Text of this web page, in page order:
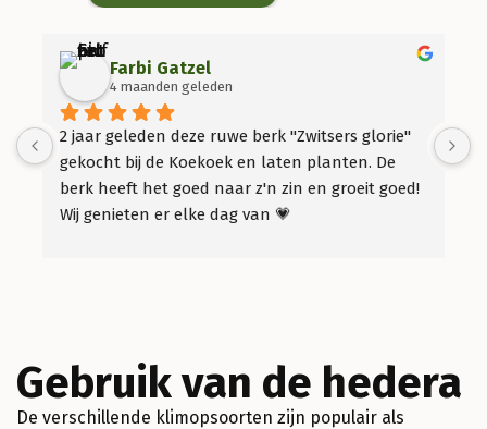
Farbi Gatzel
4 maanden geleden
2 jaar geleden deze ruwe berk "Zwitsers glorie"
gekocht bij de Koekoek en laten planten. De
berk heeft het goed naar z'n zin en groeit goed!
Wij genieten er elke dag van 💗
Gebruik van de hedera
De verschillende klimopsoorten zijn populair als